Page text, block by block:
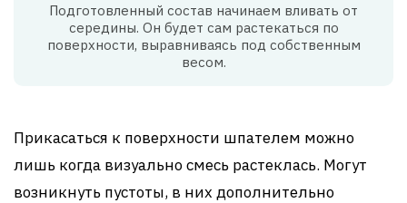
Подготовленный состав начинаем вливать от
середины. Он будет сам растекаться по
поверхности, выравниваясь под собственным
весом.
Прикасаться к поверхности шпателем можно
лишь когда визуально смесь растеклась. Могут
возникнуть пустоты, в них дополнительно